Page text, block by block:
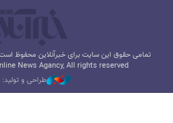
تمامی حقوق این سایت برای خبرآنلاین محفوظ
News Agancy, All rights reserved
طراحی و